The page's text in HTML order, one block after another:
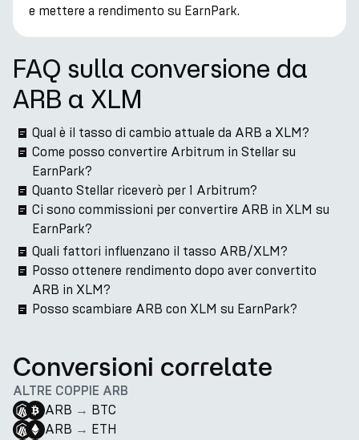
e mettere a rendimento su EarnPark.
FAQ sulla conversione da
ARB a XLM
Qual è il tasso di cambio attuale da ARB a XLM?
Come posso convertire Arbitrum in Stellar su
EarnPark?
Quanto Stellar riceverò per 1 Arbitrum?
Ci sono commissioni per convertire ARB in XLM su
EarnPark?
Quali fattori influenzano il tasso ARB/XLM?
Posso ottenere rendimento dopo aver convertito
ARB in XLM?
Posso scambiare ARB con XLM su EarnPark?
Conversioni correlate
ALTRE COPPIE ARB
ARB → BTC
ARB → ETH